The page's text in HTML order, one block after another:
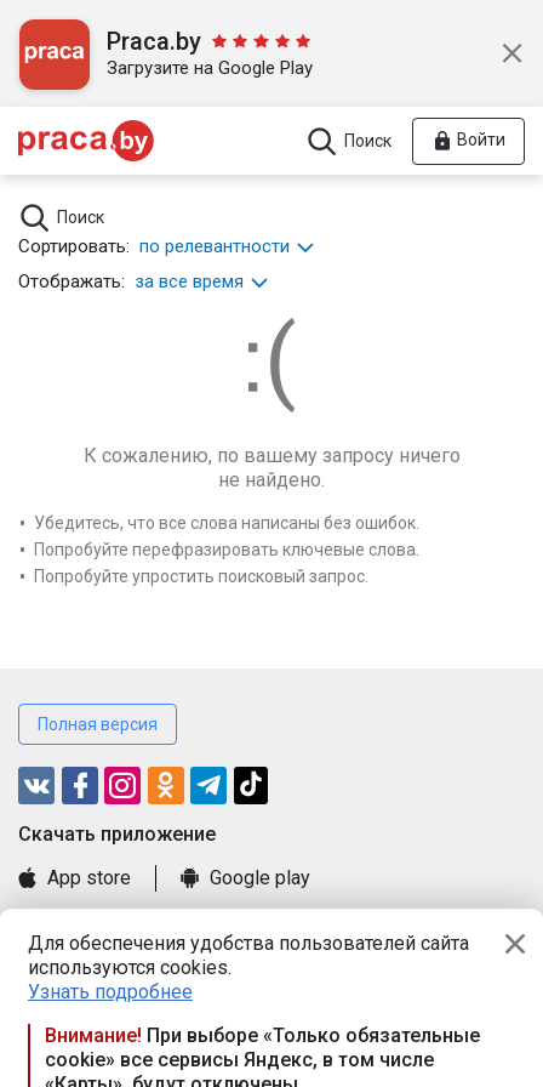
Для обеспечения удобства пользователей сайта
используются cookies.
Узнать подробнее
Внимание! При выборе «Только обязательные
cookie» все сервисы Яндекс, в том числе
Praca.by
Загрузите на Google Play
Поиск Войти
Поиск
Сортировать: по релевантности
Отображать: за все время
К сожалению, по вашему запросу ничего
не найдено.
Убедитесь, что все слова написаны без ошибок.
Попробуйте перефразировать ключевые слова.
Попробуйте упростить поисковый запрос.
Полная версия
Cкачать приложение
App store
Google play
Книга замечаний и предложений
Правила и документы
Praca.by © 2000—2026, ООО «ПРАЦА БАЙ»
Республика Беларусь, 220114, г. Минск, пр-т Независимости
117а, пом. № 9.